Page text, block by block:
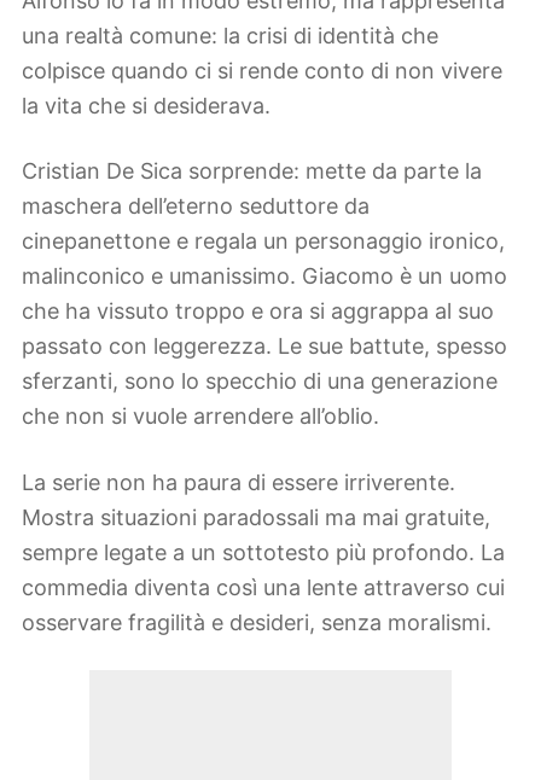
una realtà comune: la crisi di identità che
colpisce quando ci si rende conto di non vivere
la vita che si desiderava.
Cristian De Sica sorprende: mette da parte la
maschera dell’eterno seduttore da
cinepanettone e regala un personaggio ironico,
malinconico e umanissimo. Giacomo è un uomo
che ha vissuto troppo e ora si aggrappa al suo
passato con leggerezza. Le sue battute, spesso
sferzanti, sono lo specchio di una generazione
che non si vuole arrendere all’oblio.
La serie non ha paura di essere irriverente.
Mostra situazioni paradossali ma mai gratuite,
sempre legate a un sottotesto più profondo. La
commedia diventa così una lente attraverso cui
osservare fragilità e desideri, senza moralismi.